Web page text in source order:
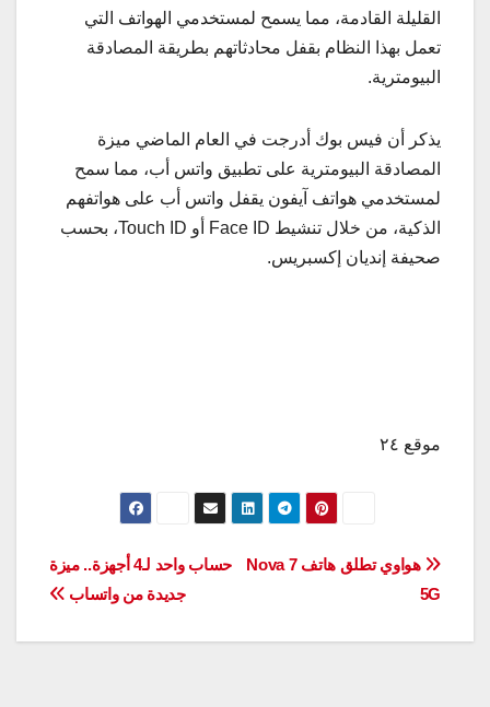
القليلة القادمة، مما يسمح لمستخدمي الهواتف التي
تعمل بهذا النظام بقفل محادثاتهم بطريقة المصادقة
البيومترية.
يذكر أن فيس بوك أدرجت في العام الماضي ميزة
المصادقة البيومترية على تطبيق واتس أب، مما سمح
لمستخدمي هواتف آيفون يقفل واتس أب على هواتفهم
الذكية، من خلال تنشيط Face ID أو Touch ID، بحسب
صحيفة إنديان إكسبريس.
موقع ٢٤
تصفّح
حساب واحد لـ4 أجهزة.. ميزة
جديدة من واتساب
هواوي تطلق هاتف Nova 7
5G